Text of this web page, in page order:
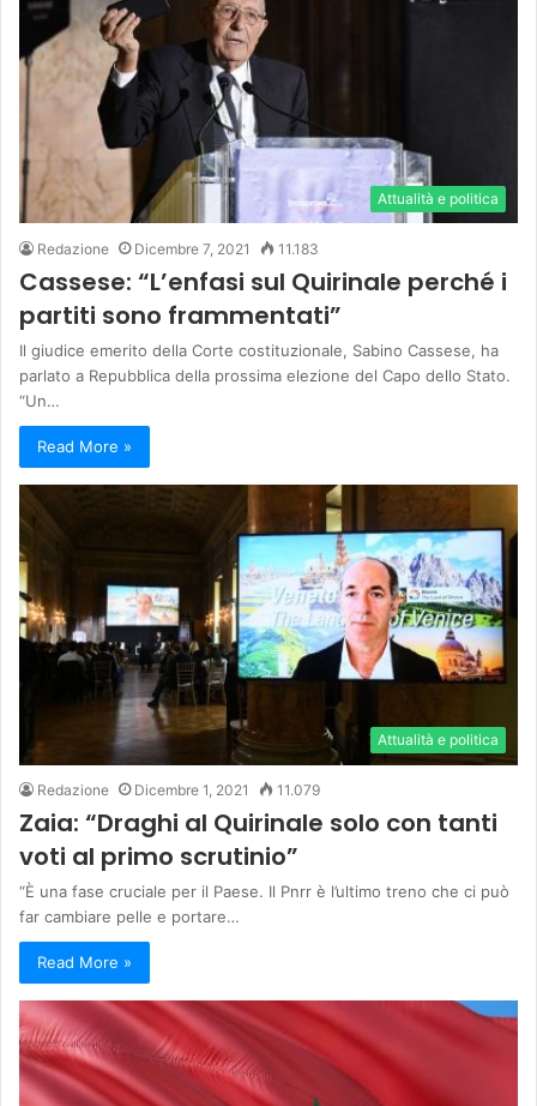
Attualità e politica
Redazione Dicembre 7, 2021 11.183
Cassese: “L’enfasi sul Quirinale perché i
partiti sono frammentati”
Il giudice emerito della Corte costituzionale, Sabino Cassese, ha
parlato a Repubblica della prossima elezione del Capo dello Stato.
“Un…
Read More »
Attualità e politica
Redazione Dicembre 1, 2021 11.079
Zaia: “Draghi al Quirinale solo con tanti
voti al primo scrutinio”
“È una fase cruciale per il Paese. Il Pnrr è l’ultimo treno che ci può
far cambiare pelle e portare…
Read More »